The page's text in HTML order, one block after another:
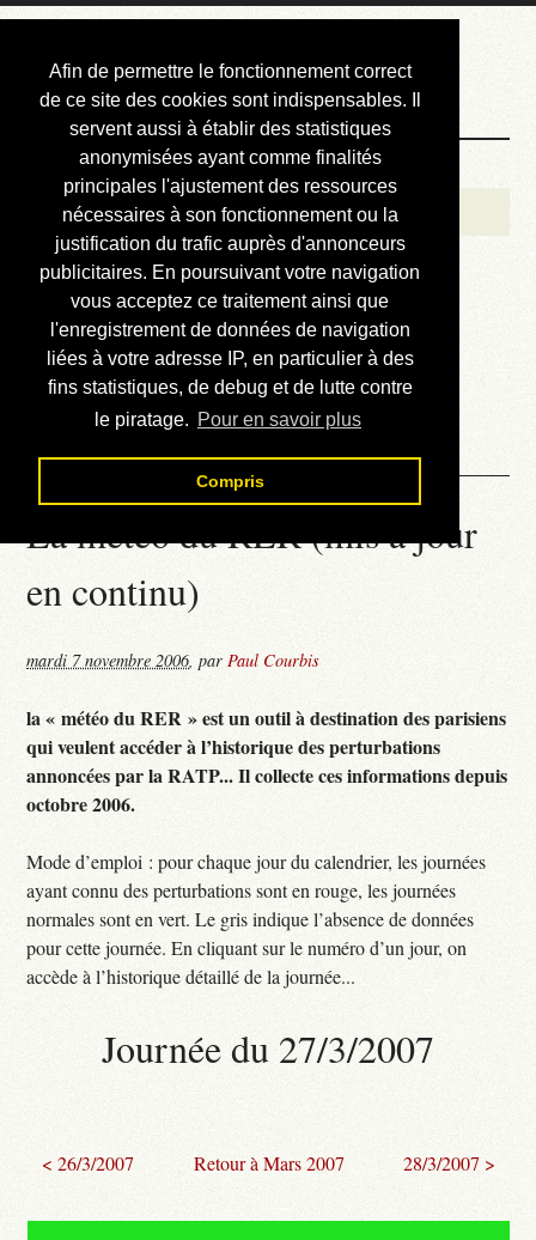
Afin de permettre le fonctionnement correct
de ce site des cookies sont indispensables. Il
servent aussi à établir des statistiques
anonymisées ayant comme finalités
principales l'ajustement des ressources
nécessaires à son fonctionnement ou la
justification du trafic auprès d'annonceurs
publicitaires. En poursuivant votre navigation
vous acceptez ce traitement ainsi que
l'enregistrement de données de navigation
liées à votre adresse IP, en particulier à des
fins statistiques, de debug et de lutte contre
le piratage. Pour en savoir plus
Compris
Courbis, « LE »
Blog Officiel
Bienvenue
Réalisations
Divers (et d’été)
Annonces
Liens externes
Téléchargement
Contact
La météo du RER (mis à jour
en continu)
mardi 7 novembre 2006,parPaul Courbis
la « météo du RER » est un outil à destination des parisiens
qui veulent accéder à l’historique des perturbations
annoncées par la RATP... Il collecte ces informations depuis
octobre 2006.
Mode d’emploi : pour chaque jour du calendrier, les journées
ayant connu des perturbations sont en rouge, les journées
normales sont en vert. Le gris indique l’absence de données
pour cette journée. En cliquant sur le numéro d’un jour, on
accède à l’historique détaillé de la journée...
Journée du 27/3/2007
< 26/3/2007 Retour à Mars 2007 28/3/2007 >